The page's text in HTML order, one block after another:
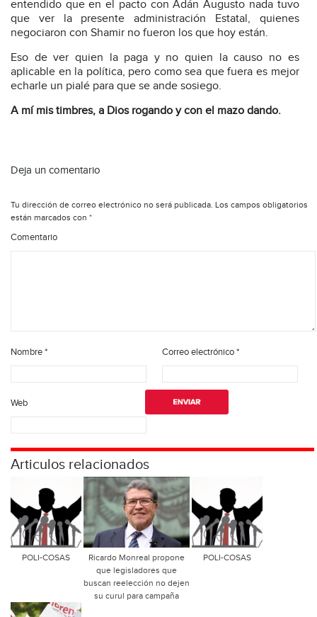
entendido que en el pacto con Adán Augusto nada tuvo
que ver la presente administración Estatal, quienes
negociaron con Shamir no fueron los que hoy están.
Eso de ver quien la paga y no quien la causo no es
aplicable en la política, pero como sea que fuera es mejor
echarle un pialé para que se ande sosiego.
A mí mis timbres, a Dios rogando y con el mazo dando.
Deja un comentario
Tu dirección de correo electrónico no será publicada. Los campos obligatorios
están marcados con *
Comentario
Nombre* Correo electrónico*
Web
Articulos relacionados
POLI-COSAS
Ricardo Monreal propone
que legisladores que
buscan reelección no dejen
su curul para campaña
POLI-COSAS